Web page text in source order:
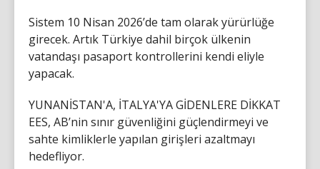
Sistem 10 Nisan 2026’de tam olarak yürürlüğe
girecek. Artık Türkiye dahil birçok ülkenin
vatandaşı pasaport kontrollerini kendi eliyle
yapacak.
YUNANİSTAN'A, İTALYA'YA GİDENLERE DİKKAT
EES, AB’nin sınır güvenliğini güçlendirmeyi ve
sahte kimliklerle yapılan girişleri azaltmayı
hedefliyor.